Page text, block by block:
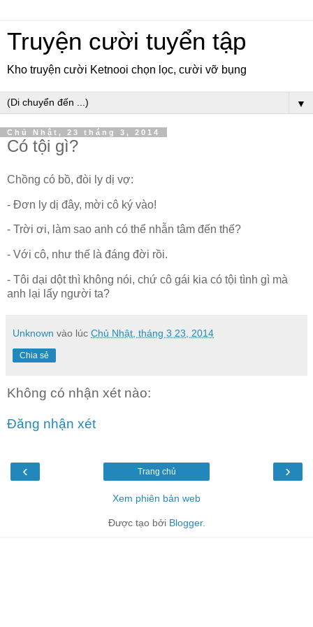
Truyện cười tuyển tập
Kho truyện cười Ketnooi chọn lọc, cười vỡ bụng
▼
Chủ Nhật, 23 tháng 3, 2014
Có tội gì?
Chồng có bồ, đòi ly dị vợ:
- Đơn ly dị đây, mời cô ký vào!
- Trời ơi, làm sao anh có thể nhẫn tâm đến thế?
- Với cô, như thế là đáng đời rồi.
- Tôi dại dột thì không nói, chứ cô gái kia có tội tình gì mà
anh lại lấy người ta?
Unknown vào lúc Chủ Nhật, tháng 3 23, 2014
Chia sẻ
Không có nhận xét nào:
Đăng nhận xét
‹ ›
Trang chủ
Xem phiên bản web
Được tạo bởi Blogger.